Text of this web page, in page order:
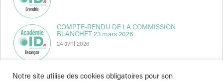
COMPTE-RENDU DE LA COMMISSION
BLANCHET 23 mars 2026
24 avril 2026
Notre site utilise des cookies obligatoires pour son